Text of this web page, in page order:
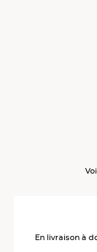
En livraison à